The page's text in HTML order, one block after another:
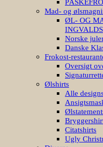
Mad- og
ØL- OG
Norske
Danske
Frokost-
Oversigt
Ølshirts
Alle
Citatshirts
Ugly